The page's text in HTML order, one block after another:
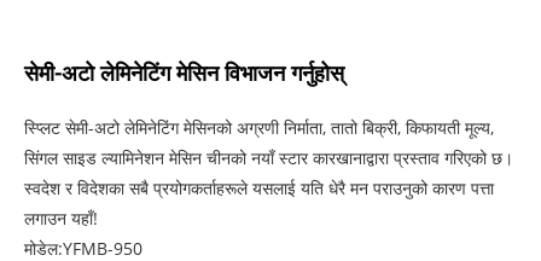
सेमी-अटो लेमिनेटिंग मेसिन विभाजन गर्नुहोस्
स्प्लिट सेमी-अटो लेमिनेटिंग मेसिनको अग्रणी निर्माता, तातो बिक्री, किफायती मूल्य,
सिंगल साइड ल्यामिनेशन मेसिन चीनको नयाँ स्टार कारखानाद्वारा प्रस्ताव गरिएको छ।
स्वदेश र विदेशका सबै प्रयोगकर्ताहरूले यसलाई यति धेरै मन पराउनुको कारण पत्ता
लगाउन यहाँ!
मोडेल:YFMB-950